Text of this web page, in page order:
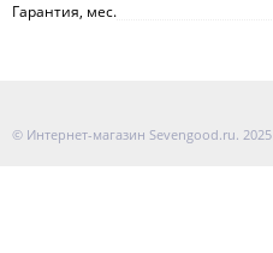
Гарантия, мес.
© Интернет-магазин Sevengood.ru. 2025